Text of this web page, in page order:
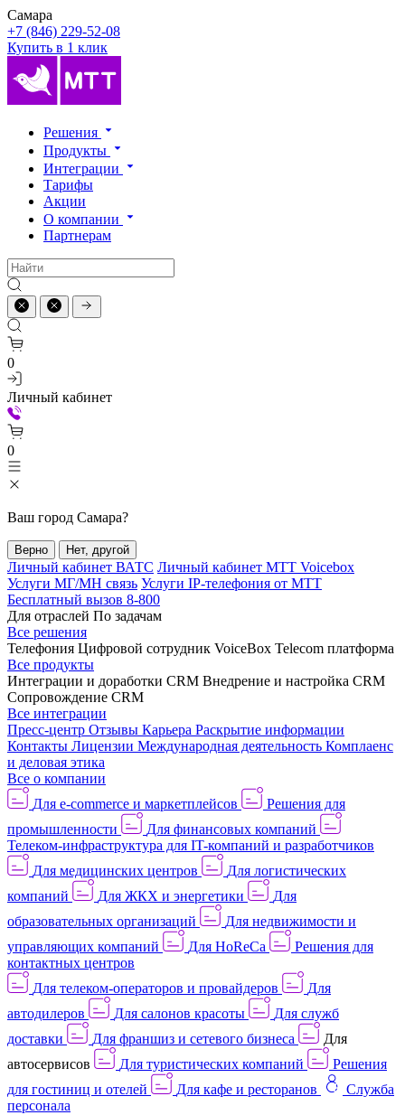
Самара
+7 (846) 229-52-08
Купить в 1 клик
Решения
Продукты
Интеграции
Тарифы
Акции
О компании
Партнерам
0
Личный кабинет
0
Ваш город Самара?
Верно Нет, другой
Личный кабинет ВАТС Личный кабинет МТТ Voicebox
Услуги МГ/МН связь Услуги IP-телефония от МТТ
Бесплатный вызов 8-800
Для отраслей По задачам
Все решения
Телефония Цифровой сотрудник VoiceBox Telecom платформа
Все продукты
Интеграции и доработки CRM Внедрение и настройка CRM
Сопровождение CRM
Все интеграции
Пресс-центр Отзывы Карьера Раскрытие информации
Контакты Лицензии Международная деятельность Комплаенс
и деловая этика
Все о компании
Для e-commerce и маркетплейсов
Решения для
промышленности
Для финансовых компаний
Телеком-инфраструктура для IT-компаний и разработчиков
Для медицинских центров
Для логистических
компаний
Для ЖКХ и энергетики
Для
образовательных организаций
Для недвижимости и
управляющих компаний
Для HoReCa
Решения для
контактных центров
Для телеком-операторов и провайдеров
Для
автодилеров
Для салонов красоты
Для служб
доставки
Для франшиз и сетевого бизнеса
Для
автосервисов
Для туристических компаний
Решения
для гостиниц и отелей
Для кафе и ресторанов
Служба
персонала